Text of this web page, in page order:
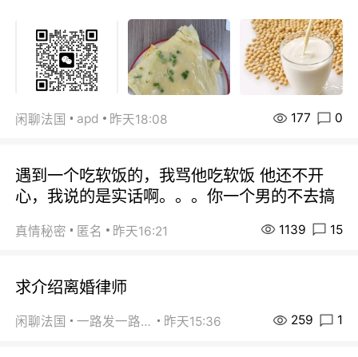
闲聊法国 apd 昨天18:08 177 0
遇到一个吃软饭的，我骂他吃软饭 他还不开
心，我说的是实话啊。。。你一个男的不去搞
真情秘密 匿名 昨天16:21 1139 15
求介绍离婚律师
闲聊法国 一路发一路发 昨天15:36 259 1